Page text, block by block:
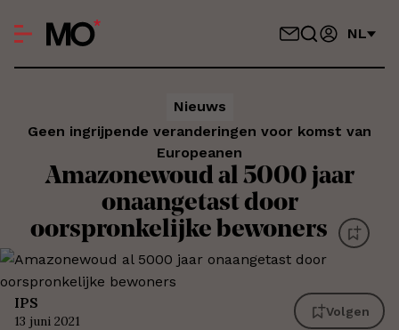
NL
Nieuws
Geen ingrijpende veranderingen voor komst van
Europeanen
Amazonewoud al 5000 jaar
onaangetast door
oorspronkelijke bewoners
IPS
13 juni 2021
Volgen